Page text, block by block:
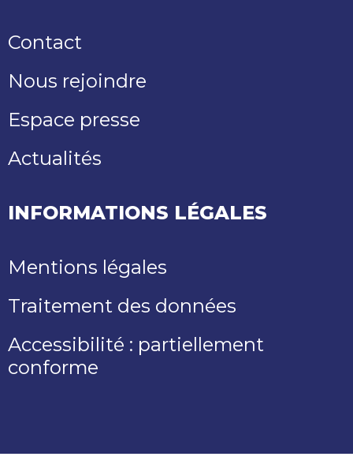
Contact
Nous rejoindre
Espace presse
Actualités
INFORMATIONS LÉGALES
Mentions légales
Traitement des données
Accessibilité : partiellement
conforme